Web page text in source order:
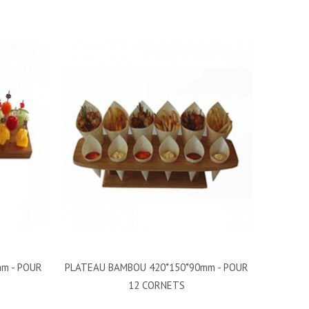
- POUR
PLATEAU BAMBOU 420*150*90mm - POUR
12 CORNETS